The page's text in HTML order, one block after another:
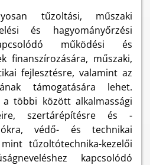
tűzoltási, műszaki
és hagyományőrzési
működési és
finanszírozására, műszaki,
fejlesztésre, valamint az
támogatására lehet.
többi között alkalmassági
szertárépítésre és -
védő- és technikai
tűzoltótechnika-kezelői
kapcsolódó